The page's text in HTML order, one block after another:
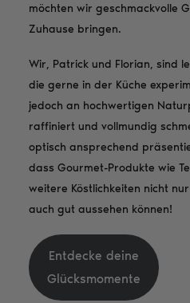
möchten wir geschmackvolle
Zuhause bringen.
Wir, Patrick und Florian, sind
die gerne in der Küche
jedoch an hochwertigen
raffiniert und vollmundig
optisch ansprechend
dass Gourmet-Produkte wie
weitere Köstlichkeiten nicht
auch gut aussehen können!
Entdecke deine
Glücksmomente